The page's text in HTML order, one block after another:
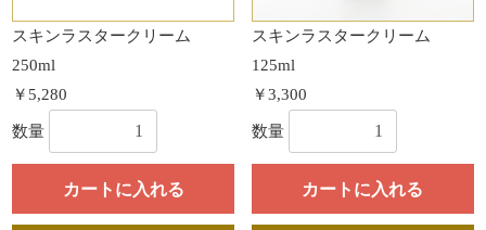
スキンラスタークリーム
250ml
￥5,280
数量
カートに入れる
スキンラスタークリーム
125ml
￥3,300
数量
カートに入れる